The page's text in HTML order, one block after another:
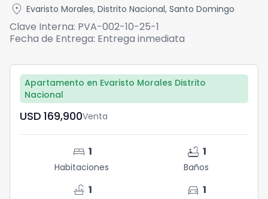
location_on Evaristo Morales, Distrito Nacional, Santo Domingo
Clave Interna: PVA-002-10-25-1
Fecha de Entrega: Entrega inmediata
Apartamento en Evaristo Morales Distrito
Nacional
USD	169,900Venta
bed 1
Habitaciones
bathtub 1
Baños
faucet 1 directions_car 1